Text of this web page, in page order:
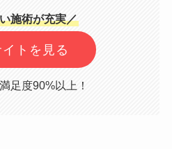
施術が充実／
トを見る
足度90%以上！